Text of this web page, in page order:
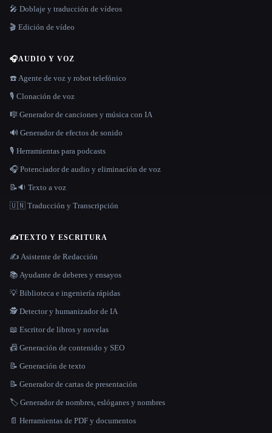
🎤 Doblaje y traducción de vídeos
🎬 Edición de vídeo
🎧AUDIO Y VOZ
☎️ Agente de voz y robot telefónico
🎙️ Clonación de voz
🎼 Generador de canciones y música con IA
🔊 Generador de efectos de sonido
🎙️ Herramientas para podcasts
🎧 Potenciador de audio y eliminación de voz
📝🔉 Texto a voz
🇺🇳 Traducción y Transcripción
✍️TEXTO Y ESCRITURA
✍️ Asistente de Redacción
📚 Ayudante de deberes y ensayos
💡 Biblioteca e ingeniería rápidas
🕵️ Detector y humanizador de IA
📖 Escritor de libros y novelas
📠 Generación de contenido y SEO
📝 Generación de texto
📝 Generador de cartas de presentación
🏷️ Generador de nombres, eslóganes y nombres
📄 Herramientas de PDF y documentos